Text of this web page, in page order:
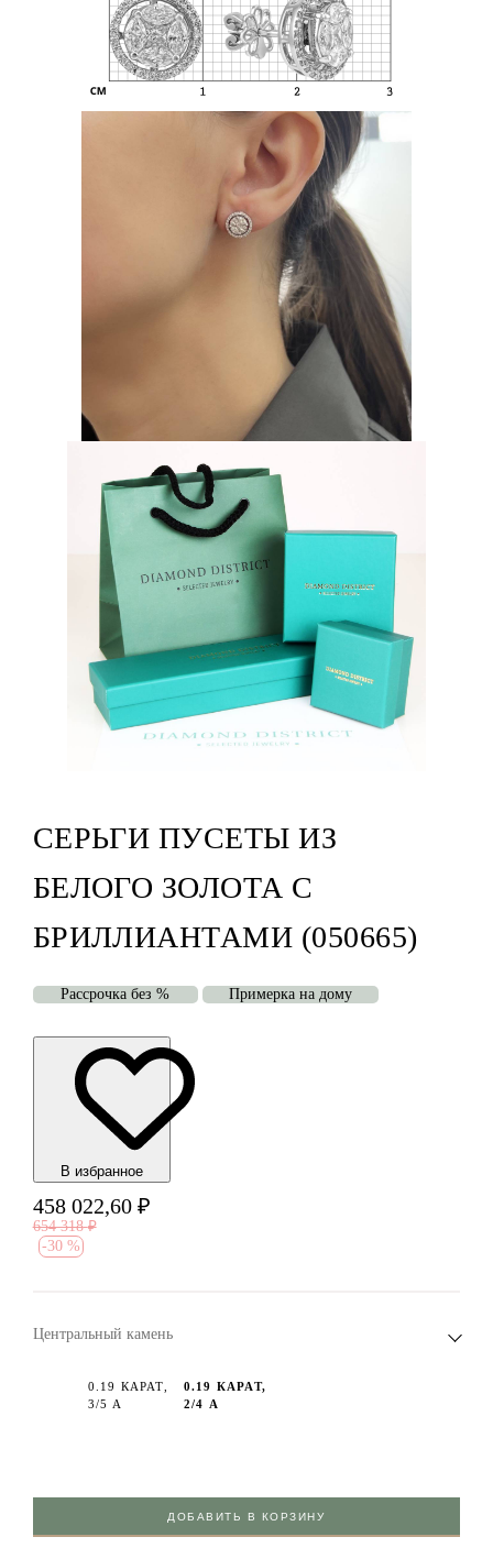
СЕРЬГИ ПУСЕТЫ ИЗ
БЕЛОГО ЗОЛОТА С
БРИЛЛИАНТАМИ (050665)
Рассрочка без % Примерка на дому
В избранноe
458 022,60 ₽
654 318 ₽
-30 %
Центральный камень
0.19 КАРАТ,
3/5 А
0.19 КАРАТ,
2/4 А
ДОБАВИТЬ В КОРЗИНУ